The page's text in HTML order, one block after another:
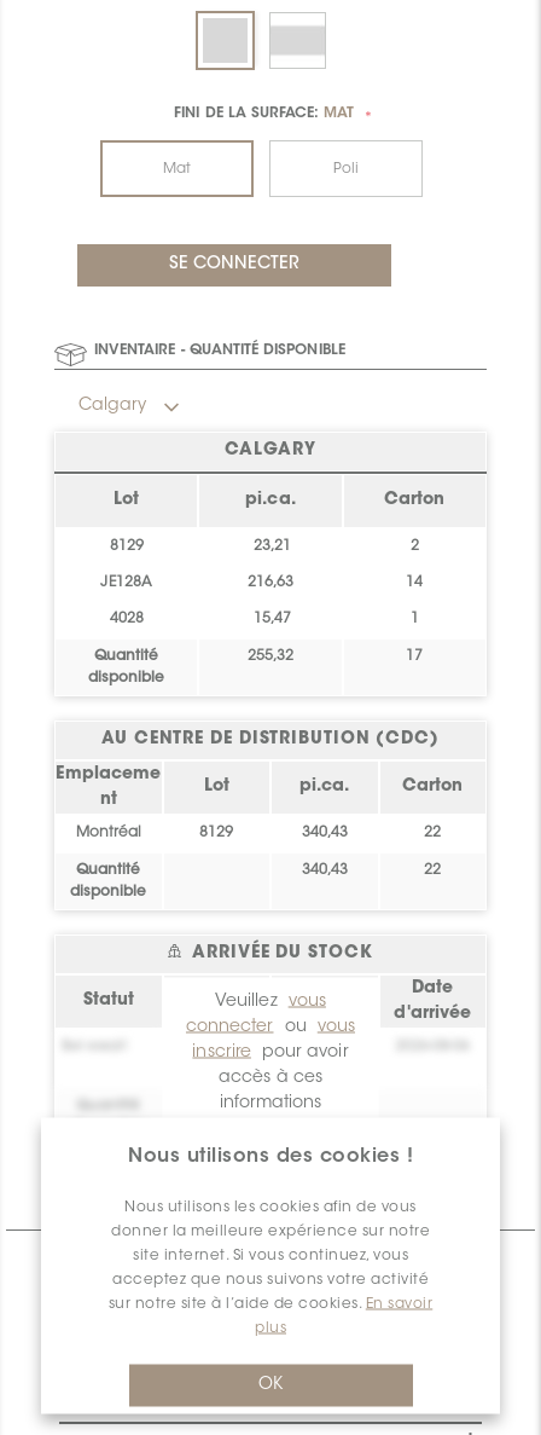
Nous utilisons des cookies !
Nous utilisons les cookies afin de vous
donner la meilleure expérience sur notre
site internet. Si vous continuez, vous
acceptez que nous suivons votre activité
sur notre site à l’aide de cookies. En savoir
plus
OK
FINI DE LA SURFACE: MAT *
Mat Poli
INVENTAIRE - QUANTITÉ DISPONIBLE
Calgary
CALGARY
Lot pi.ca. Carton
8129 23,21 2
JE128A 216,63 14
4028 15,47
Quantité
disponible
255,32 17
AU CENTRE DE DISTRIBUTION (CDC)
Emplaceme
nt
Lot pi.ca. Carton
Montréal 8129 340,43 22
Quantité
disponible
340,43 22
ARRIVÉE DU STOCK
Statut pi.ca.
nt
Date
d'arrivée
0
Crée toi un
0
Veuillez
vous
connecter
ou
vous
inscrire
pour avoir
accès à ces
informations
Informations Techniques
SPÉCIFICATIONS
INSTALLATION ET MAINTENANCE
INFORMATION D'EMBALLAGE
GARANTIE